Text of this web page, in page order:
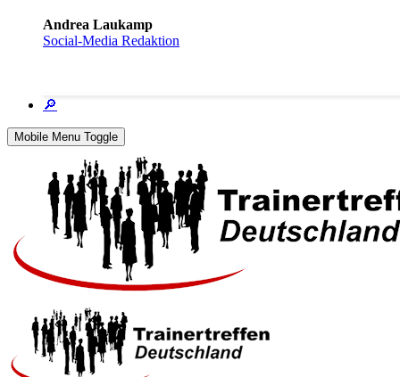
Andrea Laukamp
Social-Media Redaktion
🔎
Mobile Menu Toggle